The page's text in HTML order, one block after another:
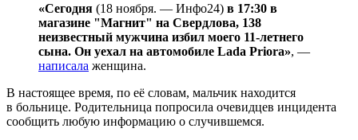
«Сегодня (18 ноября. — Инфо24) в 17:30 в
магазине "Магнит" на Свердлова, 138
неизвестный мужчина избил моего 11-летнего
сына. Он уехал на автомобиле Lada Priora», —
написала женщина.
В настоящее время, по её словам, мальчик находится
в больнице. Родительница попросила очевидцев инцидента
сообщить любую информацию о случившемся.